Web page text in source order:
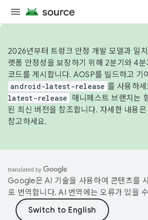
2026년부터 트렁크 안정 개발 모델과 일
랫폼 안정성을 보장하기 위해 2분기와 4
코드를 게시합니다. AOSP를 빌드하고 기
android-latest-release 를 사용하세
latest-release
매니페스트 브랜치는
된 최신 버전을 참조합니다. 자세한 내용은
참고하세요.
Google은 AI 기술을 사용하여 콘텐츠를
로 번역합니다. AI 번역에는 오류가 있을